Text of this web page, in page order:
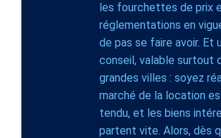
les fourchettes de prix
réglementations en
de pas se faire avoir. Et
conseil, valable surtout
grandes villes : soyez
marché de la location
tendu, et les biens
partent vite. Alors, dès